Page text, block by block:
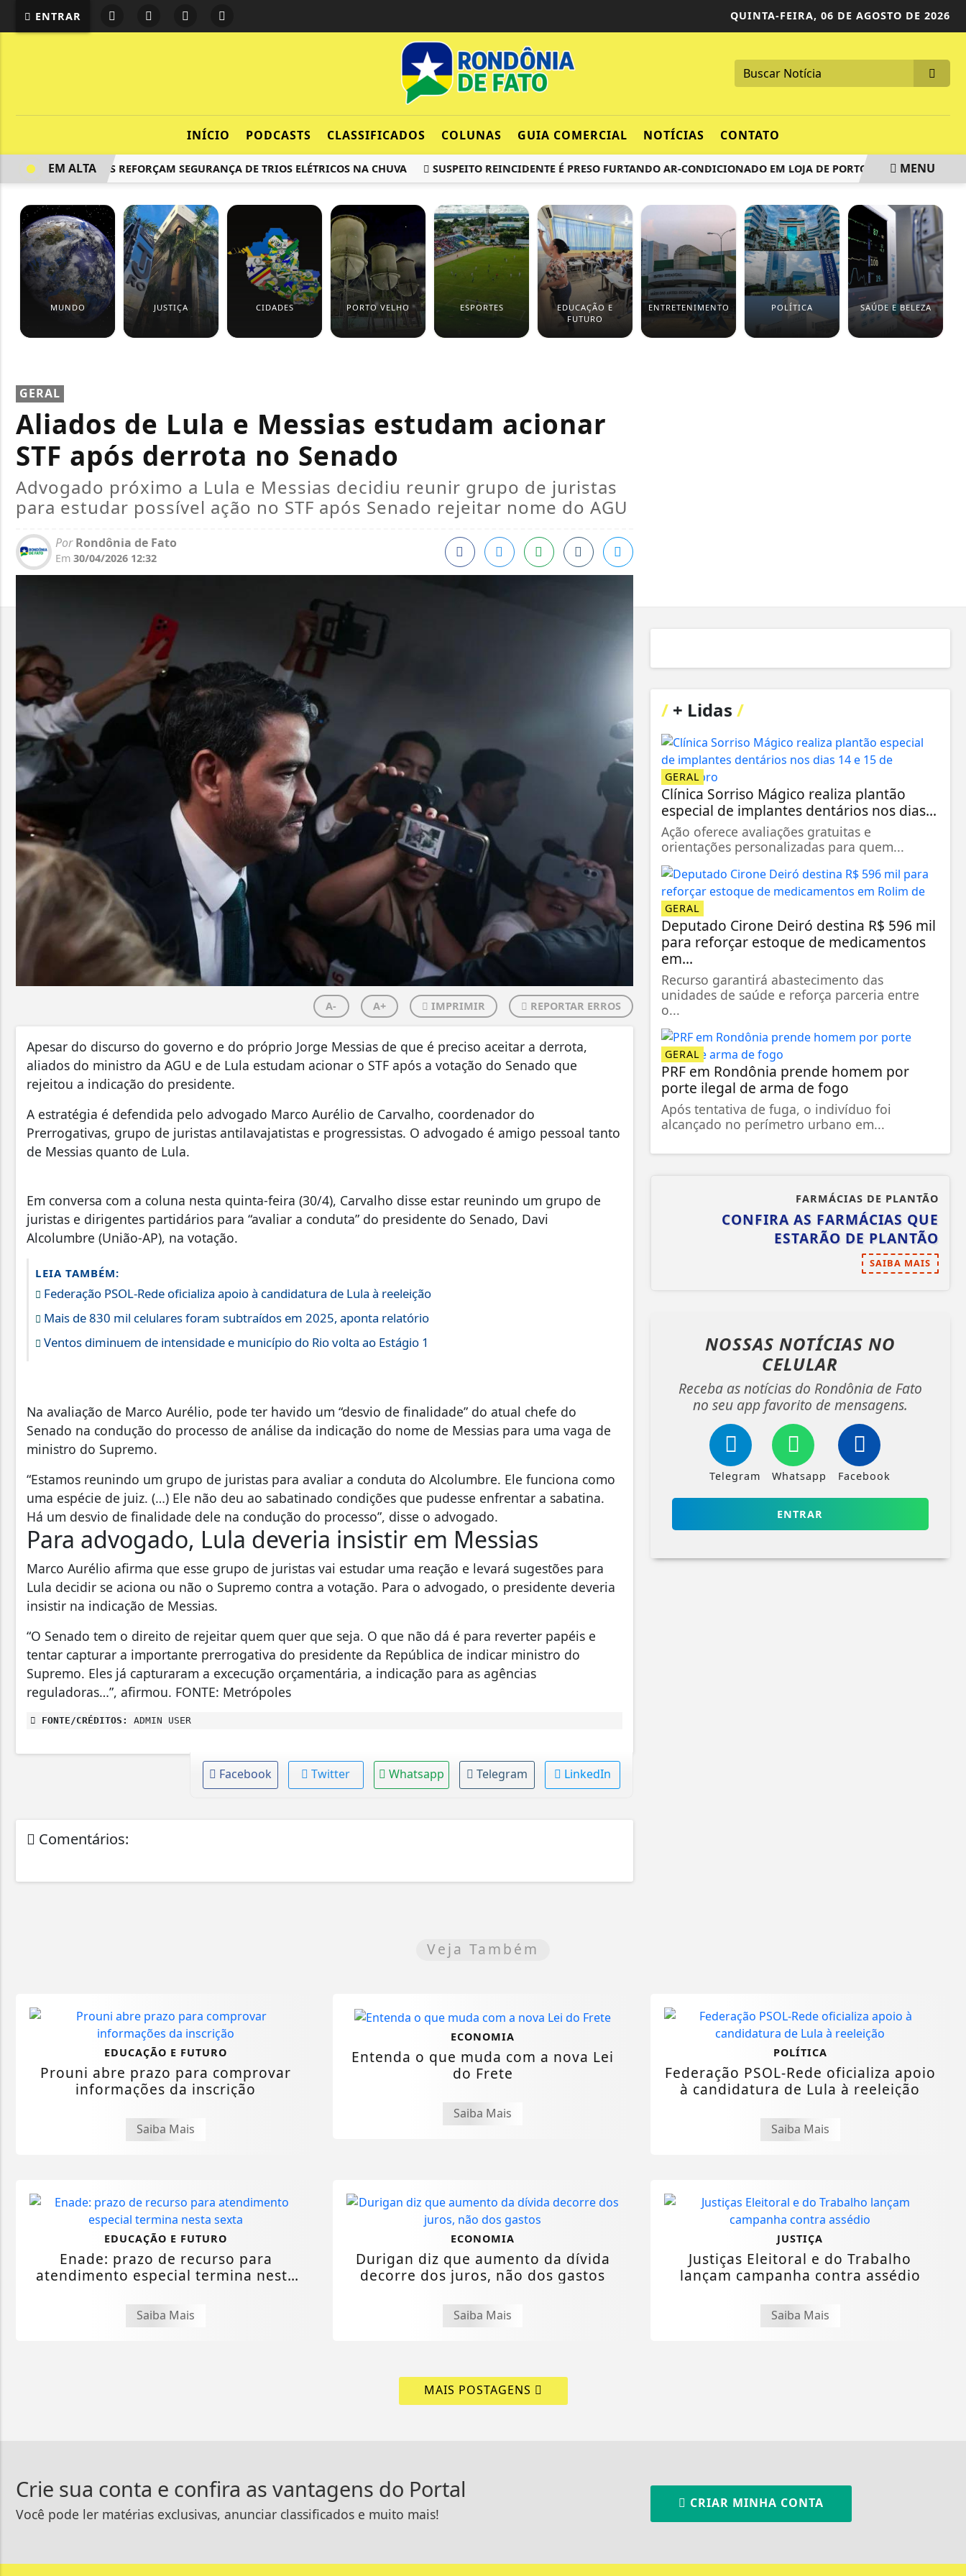
ENTRAR QUINTA-FEIRA, 06 DE AGOSTO DE 2026
INÍCIO PODCASTS CLASSIFICADOS COLUNAS GUIA COMERCIAL NOTÍCIAS CONTATO
BOMBEIROS REFORÇAM SEGURANÇA DE TRIOS ELÉTRICOS NA CHUVA SUSPEITO REINCIDENTE É PRESO FURTANDO AR-CONDICIONADO EM LOJA DE PORTO VELHO PROJETO
EM ALTA MENU
MUNDO JUSTIÇA CIDADES PORTO VELHO ESPORTES
EDUCAÇÃO E
FUTURO
ENTRETENIMENTO POLÍTICA SAÚDE E BELEZA
GERAL
Aliados de Lula e Messias estudam acionar
STF após derrota no Senado
Advogado próximo a Lula e Messias decidiu reunir grupo de juristas
para estudar possível ação no STF após Senado rejeitar nome do AGU
PorRondônia de Fato
Em 30/04/2026 12:32
A- A+ IMPRIMIR REPORTAR ERROS
Apesar do discurso do governo e do próprio Jorge Messias de que é preciso aceitar a derrota,
aliados do ministro da AGU e de Lula estudam acionar o STF após a votação do Senado que
rejeitou a indicação do presidente.
A estratégia é defendida pelo advogado Marco Aurélio de Carvalho, coordenador do
Prerrogativas, grupo de juristas antilavajatistas e progressistas. O advogado é amigo pessoal tanto
de Messias quanto de Lula.
Em conversa com a coluna nesta quinta-feira (30/4), Carvalho disse estar reunindo um grupo de
juristas e dirigentes partidários para “avaliar a conduta” do presidente do Senado, Davi
Alcolumbre (União-AP), na votação.
LEIA TAMBÉM:
Federação PSOL-Rede oficializa apoio à candidatura de Lula à reeleição
Mais de 830 mil celulares foram subtraídos em 2025, aponta relatório
Ventos diminuem de intensidade e município do Rio volta ao Estágio 1
Na avaliação de Marco Aurélio, pode ter havido um “desvio de finalidade” do atual chefe do
Senado na condução do processo de análise da indicação do nome de Messias para uma vaga de
ministro do Supremo.
“Estamos reunindo um grupo de juristas para avaliar a conduta do Alcolumbre. Ele funciona como
uma espécie de juiz. (…) Ele não deu ao sabatinado condições que pudesse enfrentar a sabatina.
Há um desvio de finalidade dele na condução do processo”, disse o advogado.
Para advogado, Lula deveria insistir em Messias
Marco Aurélio afirma que esse grupo de juristas vai estudar uma reação e levará sugestões para
Lula decidir se aciona ou não o Supremo contra a votação. Para o advogado, o presidente deveria
insistir na indicação de Messias.
“O Senado tem o direito de rejeitar quem quer que seja. O que não dá é para reverter papéis e
tentar capturar a importante prerrogativa do presidente da República de indicar ministro do
Supremo. Eles já capturaram a excecução orçamentária, a indicação para as agências
reguladoras…”, afirmou. FONTE: Metrópoles
FONTE/CRÉDITOS: ADMIN USER
Facebook Twitter Whatsapp Telegram LinkedIn
Comentários:
/+ Lidas /
GERAL
Clínica Sorriso Mágico realiza plantão
especial de implantes dentários nos dias...
Ação oferece avaliações gratuitas e
orientações personalizadas para quem...
GERAL
Deputado Cirone Deiró destina R$ 596 mil
para reforçar estoque de medicamentos
em...
Recurso garantirá abastecimento das
unidades de saúde e reforça parceria entre
o...
GERAL
PRF em Rondônia prende homem por
porte ilegal de arma de fogo
Após tentativa de fuga, o indivíduo foi
alcançado no perímetro urbano em...
FARMÁCIAS DE PLANTÃO
CONFIRA AS FARMÁCIAS QUE
ESTARÃO DE PLANTÃO
SAIBA MAIS
NOSSAS NOTÍCIAS NO
CELULAR
Receba as notícias do Rondônia de Fato
no seu app favorito de mensagens.
Telegram Whatsapp Facebook
ENTRAR
Veja Também
EDUCAÇÃO E FUTURO
Prouni abre prazo para comprovar
informações da inscrição
Saiba Mais
ECONOMIA
Entenda o que muda com a nova Lei
do Frete
Saiba Mais
POLÍTICA
Federação PSOL-Rede oficializa apoio
à candidatura de Lula à reeleição
Saiba Mais
EDUCAÇÃO E FUTURO
Enade: prazo de recurso para
atendimento especial termina nesta
Saiba Mais
ECONOMIA
Durigan diz que aumento da dívida
decorre dos juros, não dos gastos
Saiba Mais
JUSTIÇA
Justiças Eleitoral e do Trabalho
lançam campanha contra assédio
Saiba Mais
MAIS POSTAGENS
Crie sua conta e confira as vantagens do Portal
Você pode ler matérias exclusivas, anunciar classificados e muito mais!
CRIAR MINHA CONTA